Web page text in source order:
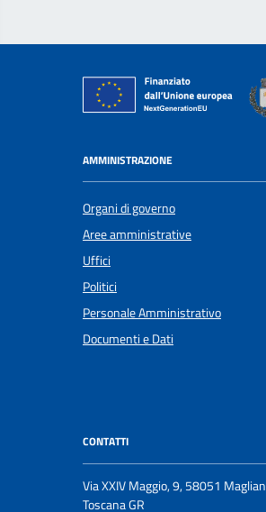
AMMINISTRAZIONE
Organi di governo
Aree amministrative
Uffici
Politici
Personale Amministrativo
Documenti e Dati
CONTATTI
Via XXIV Maggio, 9, 58051
Toscana GR